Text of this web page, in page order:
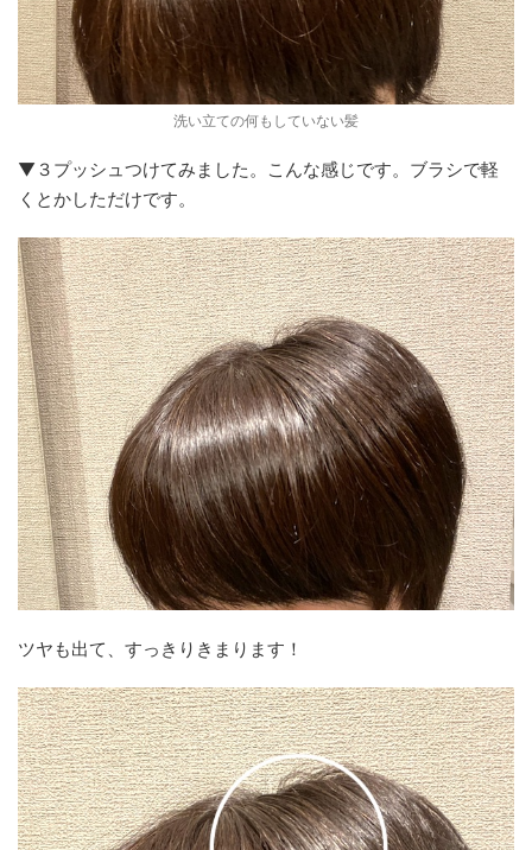
洗い立ての何もしていない髪
▼３プッシュつけてみました。こんな感じです。ブラシで軽
くとかしただけです。
ツヤも出て、すっきりきまります！